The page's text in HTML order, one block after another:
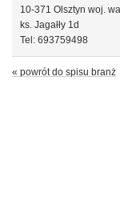
10-371 Olsztyn woj.
ks. Jagałły 1d
Tel: 693759498
« powrót do spisu branż